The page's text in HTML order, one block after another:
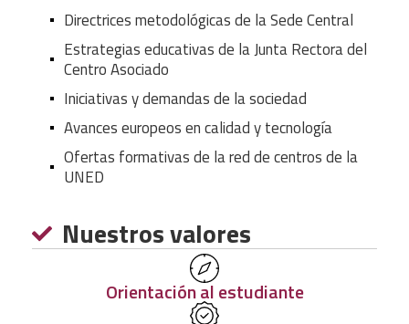
Directrices metodológicas de la Sede Central
Estrategias educativas de la Junta Rectora del
Centro Asociado
Iniciativas y demandas de la sociedad
Avances europeos en calidad y tecnología
Ofertas formativas de la red de centros de la
UNED
Nuestros valores
Orientación al estudiante